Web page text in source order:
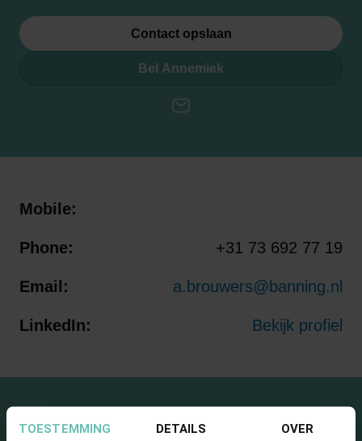
TOESTEMMING DETAILS OVER
Contact opslaan
Bel Annemiek
E-mail
Mobile:
Phone: +31 73 692 77 19
Email: a.brouwers@banning.nl
LinkedIn: Bekijk profiel